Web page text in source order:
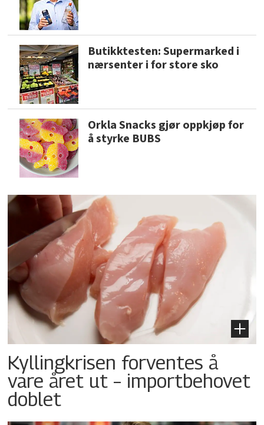
Butikktesten: Supermarked i
nærsenter i for store sko
Orkla Snacks gjør oppkjøp for
å styrke BUBS
Kyllingkrisen forventes å
vare året ut – importbehovet
doblet